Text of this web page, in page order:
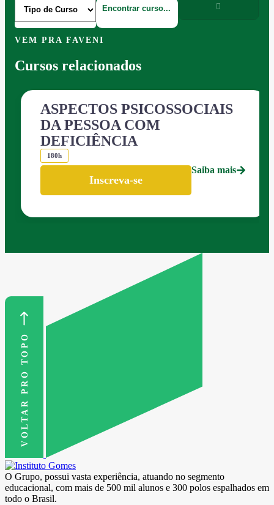
VEM PRA FAVENI
Cursos relacionados
ASPECTOS PSICOSSOCIAIS
DA PESSOA COM
DEFICIÊNCIA
180h
Inscreva-se
Saiba mais
VOLTAR PRO TOPO
O Grupo, possui vasta experiência, atuando no segmento
educacional, com mais de 500 mil alunos e 300 polos espalhados em
todo o Brasil.